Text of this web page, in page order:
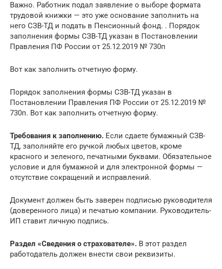
Важно. Работник подал заявление о выборе формата
трудовой книжки — это уже основание заполнить на
него СЗВ-ТД и подать в Пенсионный фонд. . Порядок
заполнения формы СЗВ-ТД указан в Постановлении
Правления ПФ России от 25.12.2019 № 730п
Вот как заполнить отчетную форму.
Порядок заполнения формы СЗВ-ТД указан в
Постановлении Правления ПФ России от 25.12.2019 №
730п. Вот как заполнить отчетную форму.
Требования к заполнению. Если сдаете бумажный СЗВ-
ТД, заполняйте его ручкой любых цветов, кроме
красного и зеленого, печатными буквами. Обязательное
условие и для бумажной и для электронной формы —
отсутствие сокращений и исправлений.
Документ должен быть заверен подписью руководителя
(доверенного лица) и печатью компании. Руководитель-
ИП ставит личную подпись.
Раздел «Сведения о страхователе». В этот раздел
работодатель должен внести свои реквизиты.